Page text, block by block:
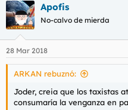
Apofis
No-calvo de mierda
28 Mar 2018
ARKAN rebuznó:
Joder, creia que los taxistas
consumaría la venganza en